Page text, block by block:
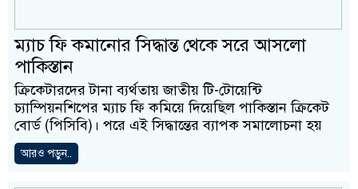
ম্যাচ ফি কমানোর সিদ্ধান্ত থেকে সরে আসলো
পাকিস্তান
ক্রিকেটারদের টানা ব্যর্থতায় জাতীয় টি-টোয়েন্টি
চ্যাম্পিয়নশিপের ম্যাচ ফি কমিয়ে দিয়েছিল পাকিস্তান ক্রিকেট
বোর্ড (পিসিবি)। পরে এই সিদ্ধান্তের ব্যাপক সমালোচনা হয়
আরও পড়ুন..